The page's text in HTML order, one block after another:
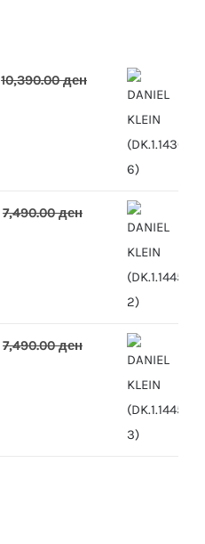
10,390.00ден
7,490.00ден
7,490.00ден